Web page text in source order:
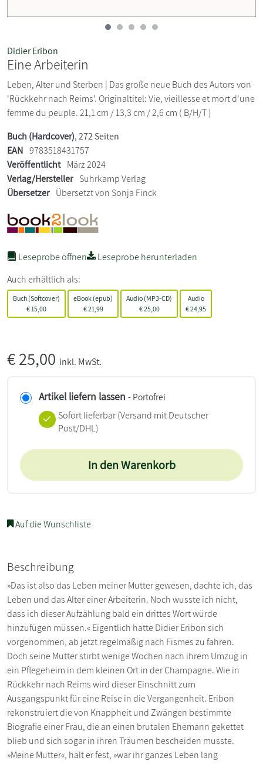
Didier Eribon
Eine Arbeiterin
Leben, Alter und Sterben | Das große neue Buch des Autors von
'Rückkehr nach Reims'. Originaltitel: Vie, vieillesse et mort d'une
femme du peuple. 21,1 cm / 13,3 cm / 2,6 cm ( B/H/T )
Buch (Hardcover), 272 Seiten
EAN 9783518431757
Veröffentlicht März 2024
Verlag/Hersteller Suhrkamp Verlag
Übersetzer Übersetzt von Sonja Finck
Leseprobe öffnen
Leseprobe herunterladen
Auch erhältlich als:
Buch (Softcover)
€ 15,00
eBook (epub)
€21,99
Audio (MP3-CD)
€25,00
Audio
€24,95
€25,00 inkl. MwSt.
Artikel liefern lassen - Portofrei
Sofort lieferbar(Versand mit Deutscher
Post/DHL)
In den Warenkorb
Auf die Wunschliste
Beschreibung
»Das ist also das Leben meiner Mutter gewesen, dachte ich, das
Leben und das Alter einer Arbeiterin. Noch wusste ich nicht,
dass ich dieser Aufzählung bald ein drittes Wort würde
hinzufügen müssen.« Eigentlich hatte Didier Eribon sich
vorgenommen, ab jetzt regelmäßig nach Fismes zu fahren.
Doch seine Mutter stirbt wenige Wochen nach ihrem Umzug in
ein Pflegeheim in dem kleinen Ort in der Champagne. Wie in
Rückkehr nach Reims wird dieser Einschnitt zum
Ausgangspunkt für eine Reise in die Vergangenheit. Eribon
rekonstruiert die von Knappheit und Zwängen bestimmte
Biografie einer Frau, die an einen brutalen Ehemann gekettet
blieb und sich sogar in ihren Träumen bescheiden musste.
»Meine Mutter«, hält er fest, »war ihr ganzes Leben lang